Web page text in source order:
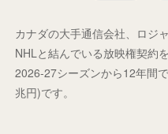
カナダの大手通信会社、ロジ
NHLと結んでいる放映権契約
2026-27シーズンから12年間
兆円)です。